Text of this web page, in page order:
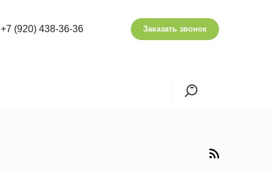
+7 (920) 438-36-36 Заказать звонок